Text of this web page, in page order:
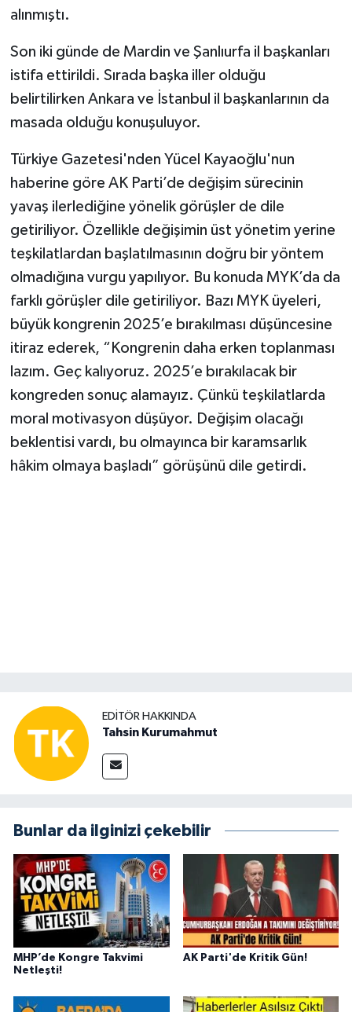
alınmıştı.
Son iki günde de Mardin ve Şanlıurfa il başkanları
istifa ettirildi. Sırada başka iller olduğu
belirtilirken Ankara ve İstanbul il başkanlarının da
masada olduğu konuşuluyor.
Türkiye Gazetesi'nden Yücel Kayaoğlu'nun
haberine göre AK Parti’de değişim sürecinin
yavaş ilerlediğine yönelik görüşler de dile
getiriliyor. Özellikle değişimin üst yönetim yerine
teşkilatlardan başlatılmasının doğru bir yöntem
olmadığına vurgu yapılıyor. Bu konuda MYK’da da
farklı görüşler dile getiriliyor. Bazı MYK üyeleri,
büyük kongrenin 2025’e bırakılması düşüncesine
itiraz ederek, “Kongrenin daha erken toplanması
lazım. Geç kalıyoruz. 2025’e bırakılacak bir
kongreden sonuç alamayız. Çünkü teşkilatlarda
moral motivasyon düşüyor. Değişim olacağı
beklentisi vardı, bu olmayınca bir karamsarlık
hâkim olmaya başladı” görüşünü dile getirdi.
EDITÖR HAKKINDA
Tahsin Kurumahmut
Bunlar da ilginizi çekebilir
MHP’de Kongre Takvimi
Netleşti!
AK Parti'de Kritik Gün!